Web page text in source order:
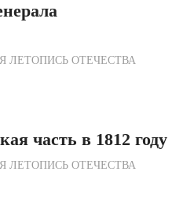
по Редакции
ЛЕТОПИСЬ ОТЕЧЕСТВА
часть в 1812 году
по Редакции
ЛЕТОПИСЬ ОТЕЧЕСТВА